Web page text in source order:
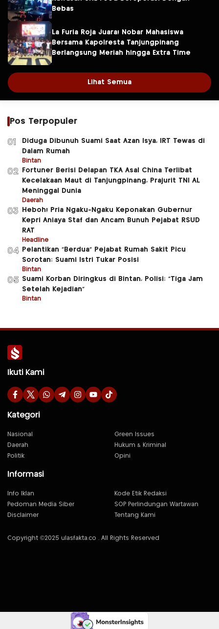
Bebas
La Furia Roja Juara! Nobar Mahasiswa
Bersama Kapolresta Tanjungpinang
Berlangsung Meriah hingga Extra Time
Lihat Semua
Pos Terpopuler
01
Diduga Dibunuh Suami Saat Azan Isya, IRT Tewas di
Dalam Rumah
Bintan
02
Fortuner Berisi Delapan TKA Asal China Terlibat
Kecelakaan Maut di Tanjungpinang, Prajurit TNI AL
Meninggal Dunia
Daerah
03
Heboh! Pria Ngaku-Ngaku Keponakan Gubernur
Kepri Aniaya Staf dan Ancam Bunuh Pejabat RSUD
RAT
Headline
04
Pelantikan “Berdua” Pejabat Rumah Sakit Picu
Sorotan: Suami Istri Tukar Posisi
Bintan
05 Suami Korban Diringkus di Bintan, Polisi: “Tiga Jam
Setelah Kejadian”
Bintan
Ikuti Kami
Kategori
Nasional
Green Issues
Daerah
Hukum & Kriminal
Politik
Opini
Informasi
Info Iklan
Kode Etik Redaksi
Pedoman Media Siber
SOP Perlindungan Wartawan
Disclaimer
Tentang Kami
Copyright ©2025 ulasfakta.co . All Rights Reserved